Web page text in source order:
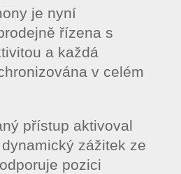
je nyní
řízena s
a každá
v celém
přístup aktivoval
zážitek ze
pozici